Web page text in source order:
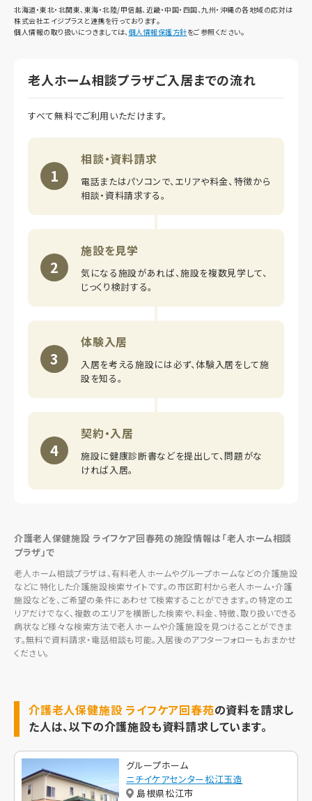
北海道・東北・北関東、東海・北陸/甲信越、近畿・中国・四国、九州・沖縄の各地域の応対は
株式会社エイジプラスと連携を行っております。
個人情報の取り扱いにつきましては、 個人情報保護方針をご参照ください。
老人ホーム相談プラザご入居までの流れ
すべて無料でご利用いただけます。
1
相談・資料請求
電話またはパソコンで、エリアや料金、特徴から
相談・資料請求する。
2
施設を見学
気になる施設があれば、施設を複数見学して、
じっくり検討する。
3
体験入居
入居を考える施設には必ず、体験入居をして施
設を知る。
4
契約・入居
施設に健康診断書などを提出して、問題がな
ければ入居。
介護老人保健施設 ライフケア回春苑の施設情報は「老人ホーム相談
プラザ」で
老人ホーム相談プラザは、有料老人ホームやグループホームなどの介護施設
などに特化した介護施設検索サイトです。の市区町村から老人ホーム・介護
施設などを、ご希望の条件にあわせて検索することができます。の特定のエ
リアだけでなく、複数のエリアを横断した検索や、料金、特徴、取り扱いできる
病状など様々な検索方法で老人ホームや介護施設を見つけることができま
す。無料で資料請求・電話相談も可能。入居後のアフターフォローもおまかせ
ください。
介護老人保健施設 ライフケア回春苑の資料を請求し
た人は、以下の介護施設も資料請求しています。
グループホーム
ニチイケアセンター松江玉造
島根県松江市